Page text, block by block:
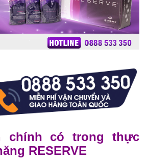
chính có trong thực
RESERVE